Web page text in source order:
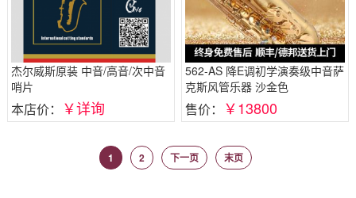
杰尔威斯原装 中音/高音/次中音
哨片
本店价： ￥详询
562-AS 降E调初学演奏级中音萨
克斯风管乐器 沙金色
售价： ￥13800
1 2 下一页 末页